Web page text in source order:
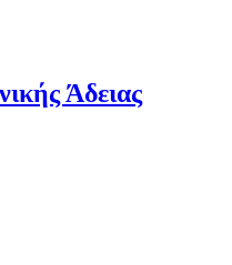
Άδειας